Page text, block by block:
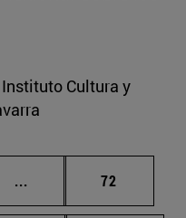
Cultura y
... Páginas intermedias
Página
72